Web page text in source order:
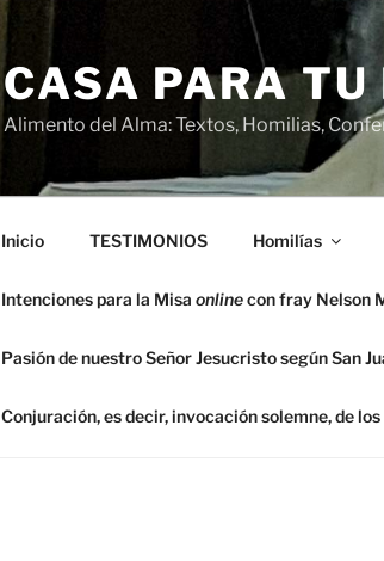
CASA PARA TU
Alimento del Alma: Textos, Homilias,
Inicio TESTIMONIOS Homilías
Intenciones para la Misa onlinecon fray Nelson
Pasión de nuestro Señor Jesucristo según San
Conjuración, es decir, invocación solemne, de